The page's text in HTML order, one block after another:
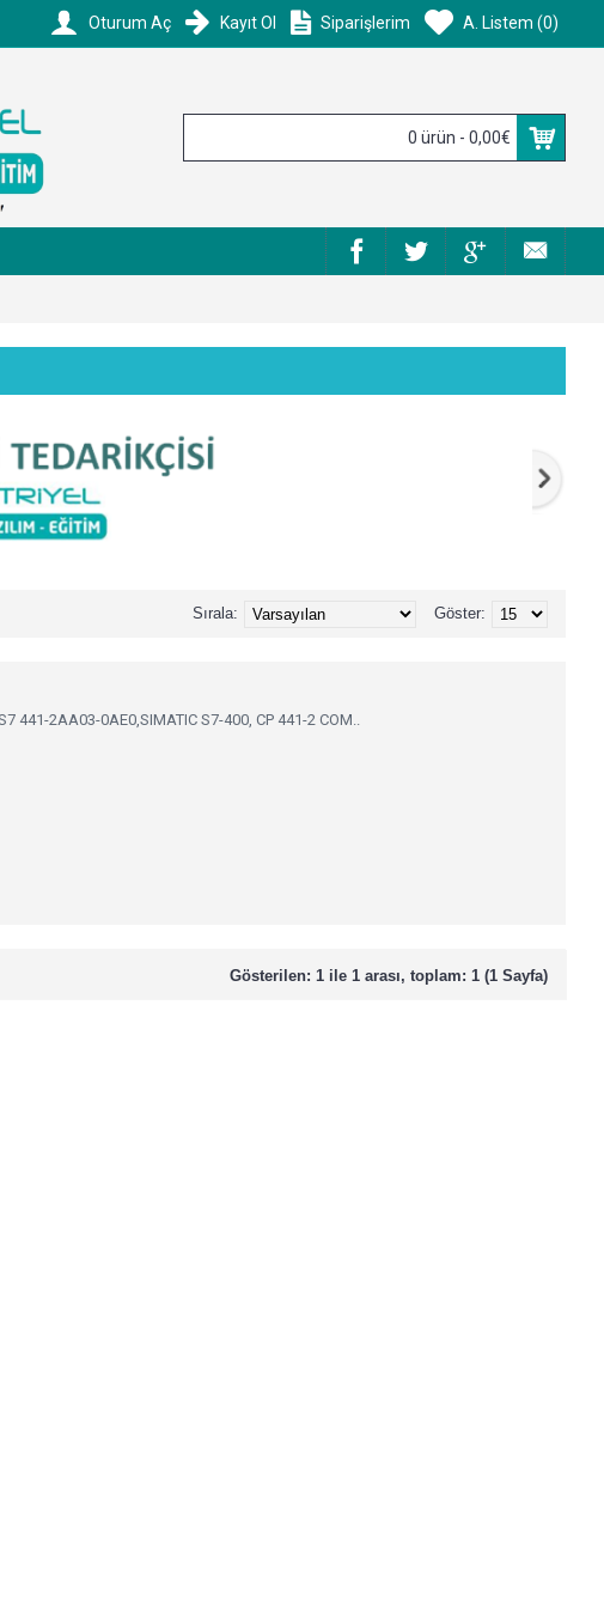
Oturum Aç Kayıt Ol Siparişlerim A. Listem (0)
0 ürün - 0,00€
Göster:
Sırala:
441-2AA03-0AE0,SIMATIC S7-400, CP 441-2 COM..
Gösterilen: 1 ile 1 arası, toplam: 1 (1 Sayfa)